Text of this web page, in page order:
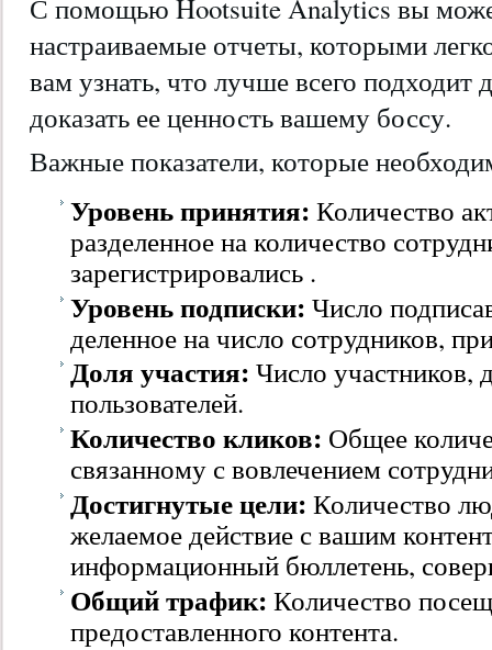
С помощью Hootsuite Analytics вы
настраиваемые отчеты, которыми
вам узнать, что лучше всего
доказать ее ценность вашему боссу.
Важные показатели, которые
Уровень принятия: Количество
разделенное на количество
зарегистрировались .
Уровень подписки: Число
деленное на число сотрудников,
Доля участия: Число участников,
пользователей.
Количество кликов: Общее
связанному с вовлечением
Достигнутые цели: Количество
желаемое действие с вашим
информационный бюллетень,
Общий трафик: Количество
предоставленного контента.